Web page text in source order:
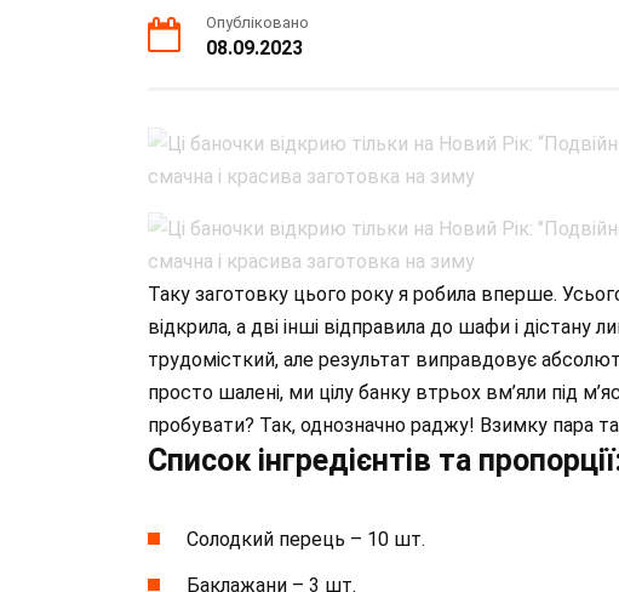
Опубліковано
08.09.2023
Таку заготовку цього року я робила вперше.
відкрила, а дві інші відправила до шафи і
трудомісткий, але результат виправдовує
просто шалені, ми цілу банку втрьох вм’яли під
пробувати? Так, однозначно раджу! Взимку пара
Список інгредієнтів та
Солодкий перець – 10 шт.
Баклажани – 3 шт.